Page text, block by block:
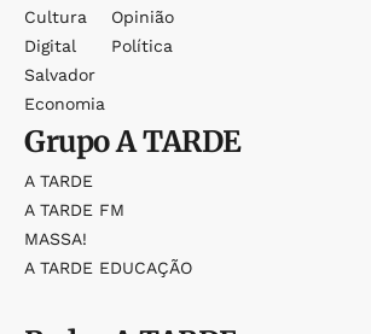
Cultura
Digital
Salvador
Economia
Opinião
Política
GrupoA TARDE
A TARDE
A TARDE FM
MASSA!
A TARDE EDUCAÇÃO